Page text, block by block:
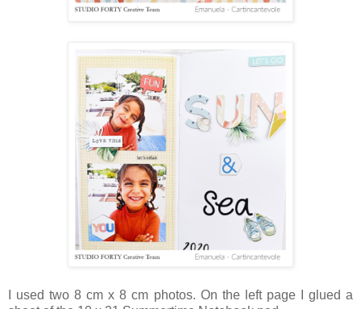
I used two 8 cm x 8 cm photos. On the left page I glued a